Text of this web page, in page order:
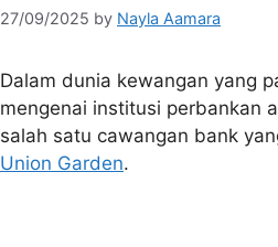
27/09/2025 by Nayla Aamara
Dalam dunia kewangan yang
mengenai institusi perbankan
salah satu cawangan bank
Union Garden.